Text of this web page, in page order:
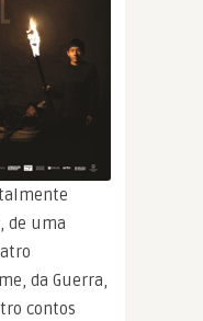
de uma
da Guerra,
contos